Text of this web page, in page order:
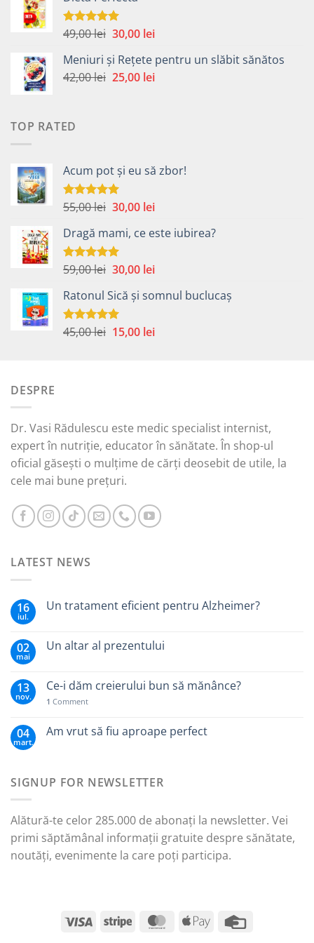
fost:
49,00 lei.
Evaluat la
49,00lei Prețul
a
fost:
30,00 leiPrețul
este:
30,00 lei.
Meniuri și Rețete pentru un slăbit sănătos
42,00lei Prețul
25,00 leiPrețul
TOP RATED
Acum pot și eu să zbor!
Evaluat la
55,00lei Prețul
a
fost:
55,00 lei.
30,00 leiPrețul
este:
Dragă mami, ce este iubirea?
Evaluat la
59,00lei Prețul
a
fost:
59,00 lei.
30,00 leiPrețul
este:
Ratonul Sică și somnul buclucaș
Evaluat la
45,00lei Prețul
15,00 leiPrețul
DESPRE
Dr. Vasi Rădulescu este medic specialist internist,
expert în nutriție, educator în sănătate. În shop-ul
oficial găsești o mulțime de cărți deosebit de utile, la
cele mai bune prețuri.
LATEST NEWS
16
iul.
Un tratament eficient pentru Alzheimer?
02
mai
Un altar al prezentului
13
nov.
Ce-i dăm creierului bun să mănânce?
1 Comment
04
mart.
Am vrut să fiu aproape perfect
SIGNUP FOR NEWSLETTER
Alătură-te celor 285.000 de abonați la newsletter. Vei
primi săptămânal informații gratuite despre sănătate,
noutăți, evenimente la care poți participa.